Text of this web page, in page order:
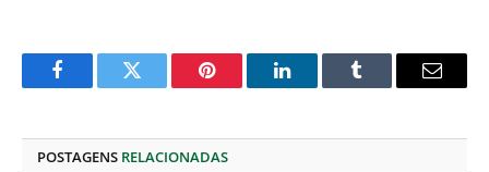
FacebookTwitter Pinterest O
Tumblr
E-
POSTAGENS RELACIONADAS